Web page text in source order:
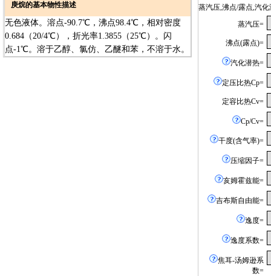
庚烷的基本物性描述
无色液体。溶点-90.7℃，沸点98.4℃，相对密度
0.684（20/4℃），折光率1.3855（25℃）。闪
点-1℃。溶于乙醇、氯仿、乙醚和苯，不溶于水。
蒸汽压,沸点/露点,汽
蒸汽压=
沸点(露点)=
汽化潜热=
定压比热Cp=
定容比热Cv=
Cp/Cv=
干度(含气率)=
压缩因子=
亥姆霍兹能=
吉布斯自由能=
逸度=
逸度系数=
焦耳-汤姆逊系
数=